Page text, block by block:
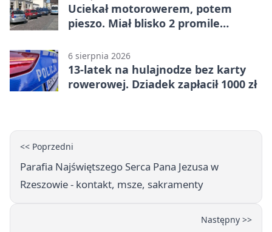
Uciekał motorowerem, potem
pieszo. Miał blisko 2 promile
6 sierpnia 2026
13-latek na hulajnodze bez karty
rowerowej. Dziadek zapłacił 1000 zł
<< Poprzedni
Parafia Najświętszego Serca Pana Jezusa w
Rzeszowie - kontakt, msze, sakramenty
Następny >>